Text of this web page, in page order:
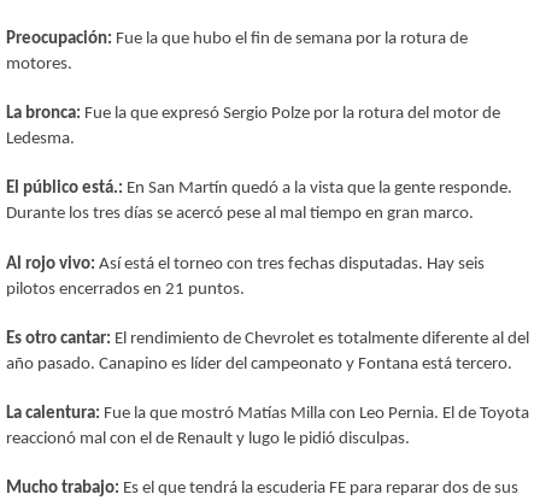
Preocupación: Fue la que hubo el fin de semana por la rotura de
motores.
La bronca: Fue la que expresó Sergio Polze por la rotura del motor de
Ledesma.
El público está.: En San Martín quedó a la vista que la gente responde.
Durante los tres días se acercó pese al mal tiempo en gran marco.
Al rojo vivo: Así está el torneo con tres fechas disputadas. Hay seis
pilotos encerrados en 21 puntos.
Es otro cantar: El rendimiento de Chevrolet es totalmente diferente al del
año pasado. Canapino es líder del campeonato y Fontana está tercero.
La calentura: Fue la que mostró Matías Milla con Leo Pernia. El de Toyota
reaccionó mal con el de Renault y lugo le pidió disculpas.
Mucho trabajo: Es el que tendrá la escuderia FE para reparar dos de sus